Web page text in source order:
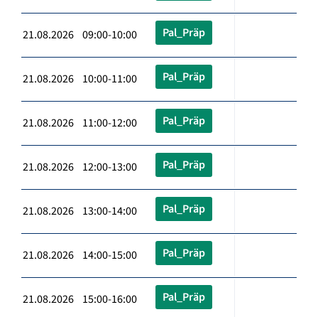
21.08.2026 09:00-10:00 Pal_Präp
21.08.2026 10:00-11:00 Pal_Präp
21.08.2026 11:00-12:00 Pal_Präp
21.08.2026 12:00-13:00 Pal_Präp
21.08.2026 13:00-14:00 Pal_Präp
21.08.2026 14:00-15:00 Pal_Präp
21.08.2026 15:00-16:00 Pal_Präp